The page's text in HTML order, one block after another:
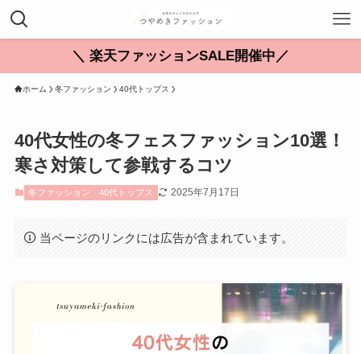
＼ 楽天ファッションSALE開催中／
ホーム 冬ファッション 40代トップス
40代女性の冬フェスファッション10選！
寒さ対策して参戦するコツ
冬ファッション 40代トップス 2025年7月17日
当ページのリンクには広告が含まれています。